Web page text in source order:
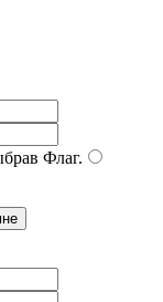
Флаг.